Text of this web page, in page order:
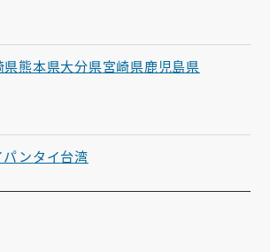
県熊本県大分県宮崎県鹿児島県
パンタイ台湾